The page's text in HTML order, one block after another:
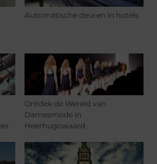
Automatische deuren in hotels
Ontdek de Wereld van
Damesmode in
Heerhugowaard